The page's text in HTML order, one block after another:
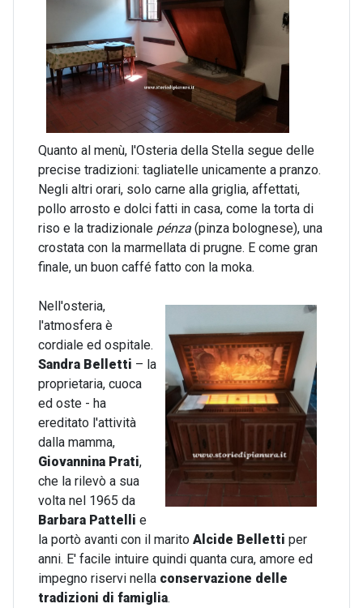
Quanto al menù, l'Osteria della Stella segue delle
precise tradizioni: tagliatelle unicamente a pranzo.
Negli altri orari, solo carne alla griglia, affettati,
pollo arrosto e dolci fatti in casa, come la torta di
riso e la tradizionale pénza (pinza bolognese), una
crostata con la marmellata di prugne. E come gran
finale, un buon caffé fatto con la moka.
Nell'osteria,
l'atmosfera è
cordiale ed ospitale.
Sandra Belletti – la
proprietaria, cuoca
ed oste - ha
ereditato l'attività
dalla mamma,
Giovannina Prati,
che la rilevò a sua
volta nel 1965 da
Barbara Pattelli e
la portò avanti con il marito Alcide Belletti per
anni. E' facile intuire quindi quanta cura, amore ed
impegno riservi nella conservazione delle
tradizioni di famiglia.